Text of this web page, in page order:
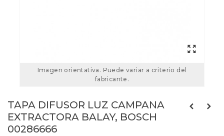
Imagen orientativa. Puede variar a criterio del
fabricante.
TAPA DIFUSOR LUZ CAMPANA
EXTRACTORA BALAY, BOSCH
00286666